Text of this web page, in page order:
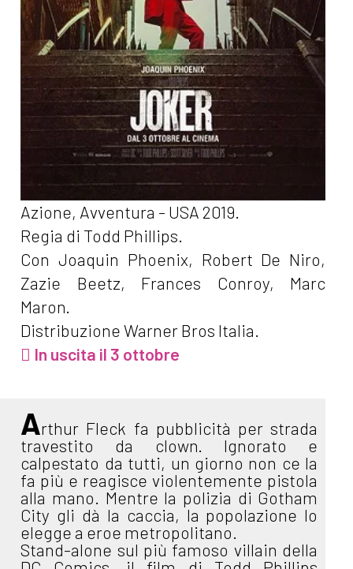
Azione, Avventura - USA 2019.
Regia di Todd Phillips.
Con Joaquin Phoenix, Robert De Niro,
Zazie Beetz, Frances Conroy, Marc
Maron.
Distribuzione Warner Bros Italia.
In uscita il 3 ottobre
Arthur Fleck fa pubblicità per strada
travestito da clown. Ignorato e
calpestato da tutti, un giorno non ce la
fa più e reagisce violentemente pistola
alla mano. Mentre la polizia di Gotham
City gli dà la caccia, la popolazione lo
elegge a eroe metropolitano.
Stand-alone sul più famoso villain della